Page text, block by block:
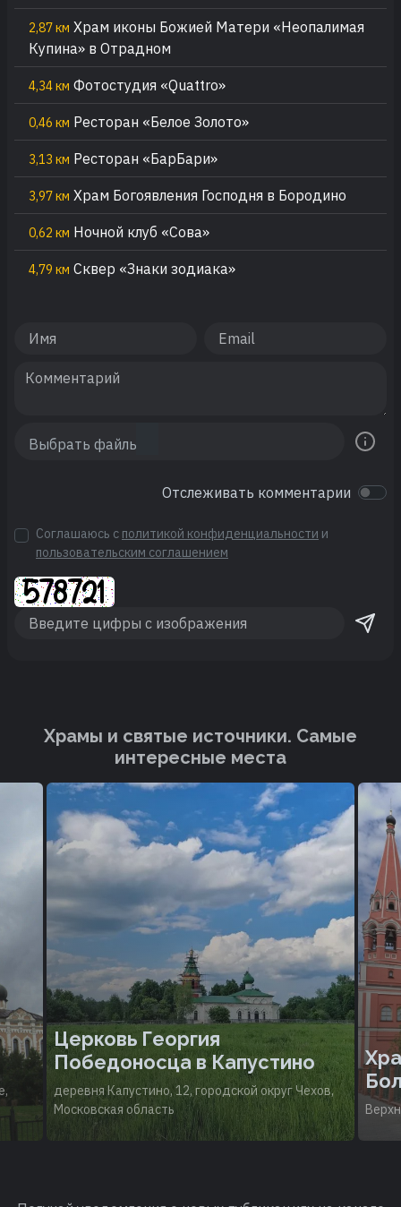
2,87 км Храм иконы Божией Матери «Неопалимая
Купина» в Отрадном
4,34 км Фотостудия «Quattro»
0,46 км Ресторан «Белое Золото»
3,13 км Ресторан «БарБари»
3,97 км Храм Богоявления Господня в Бородино
0,62 км Ночной клуб «Сова»
4,79 км Сквер «Знаки зодиака»
Отслеживать комментарии
Соглашаюсь с политикой конфиденциальности и
пользовательским соглашением
Храмы и святые источники. Cамые
интересные места
Церковь Георгия
Победоносца в Капустино
деревня Капустино, 12, городской округ Чехов,
Московская область